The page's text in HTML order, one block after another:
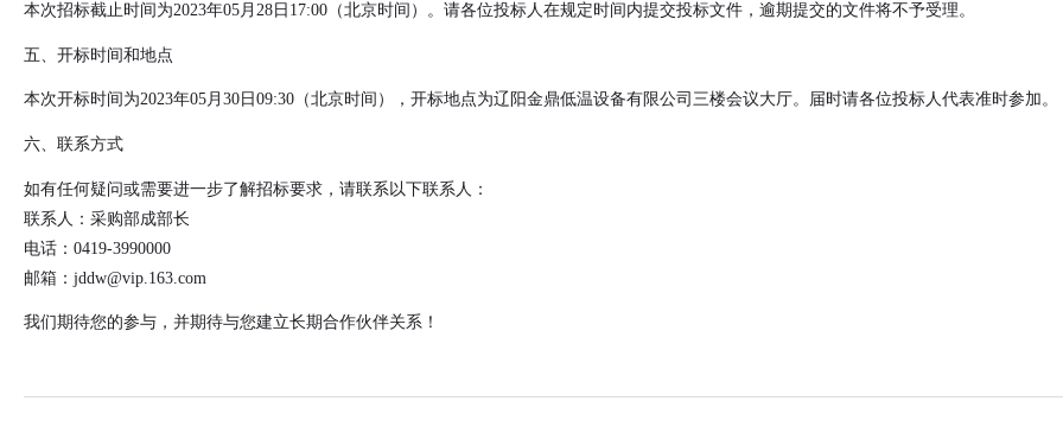
本次招标截止时间为2023年05月28日17:00（北京时间）。请各位投标人在规定时间内提交投标文件，逾期提交的文件将不予受理。
五、开标时间和地点
本次开标时间为2023年05月30日09:30（北京时间），开标地点为辽阳金鼎低温设备有限公司三楼会议大厅。届时请各位投标人代表准时参加。
六、联系方式
如有任何疑问或需要进一步了解招标要求，请联系以下联系人：
联系人：采购部成部长
电话：0419-3990000
邮箱：jddw@vip.163.com
我们期待您的参与，并期待与您建立长期合作伙伴关系！